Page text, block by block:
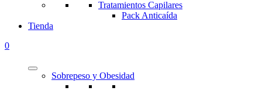
Tratamientos Capilares
Pack Anticaída
Tienda
0
Sobrepeso y Obesidad